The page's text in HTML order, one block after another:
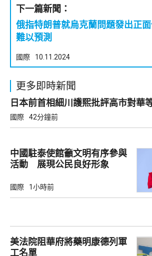
下一篇新聞：
俄指特朗普就烏克蘭問題發出正
難以預測
國際 10.11.2024
更多即時新聞
日本前首相細川護熙批評高市對華
國際 42分鐘前
中國駐泰使館籲文明有序參與
活動 展現公民良好形象
國際 1小時前
美法院阻華府將藥明康德列軍
工名單